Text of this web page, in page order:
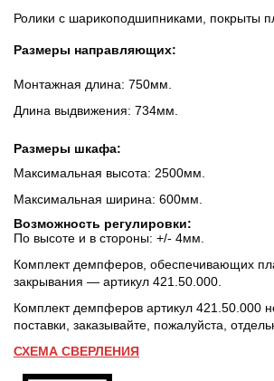
Ролики с шарикоподшипниками, покрыты
Размеры направляющих:
Монтажная длина: 750мм.
Длина выдвижения: 734мм.
Размеры шкафа:
Максимальная высота: 2500мм.
Максимальная ширина: 600мм.
Возможность регулировки:
По высоте и в стороны: +/- 4мм.
Комплект демпферов, обеспечивающих
закрывания — артикул 421.50.000.
Комплект демпферов артикул 421.50.000
поставки, заказывайте, пожалуйста,
СХЕМА СВЕРЛЕНИЯ